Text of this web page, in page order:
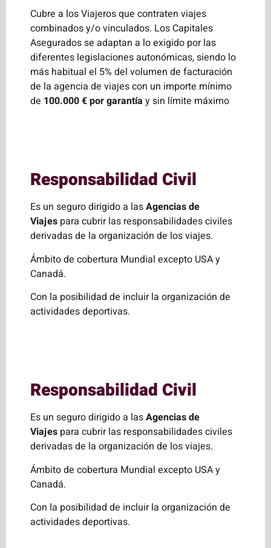
Cubre a los Viajeros que contraten viajes
combinados y/o vinculados. Los Capitales
Asegurados se adaptan a lo exigido por las
diferentes legislaciones autonómicas, siendo lo
más habitual el 5% del volumen de facturación
de la agencia de viajes con un importe mínimo
de 100.000 € por garantía y sin límite máximo
Responsabilidad Civil
Es un seguro dirigido a lasAgencias de
Viajes para cubrir las responsabilidades civiles
derivadas de la organización de los viajes.
Ámbito de cobertura Mundial excepto USA y
Canadá.
Con la posibilidad de incluir la organización de
actividades deportivas.
Responsabilidad Civil
Es un seguro dirigido a lasAgencias de
Viajes para cubrir las responsabilidades civiles
derivadas de la organización de los viajes.
Ámbito de cobertura Mundial excepto USA y
Canadá.
Con la posibilidad de incluir la organización de
actividades deportivas.